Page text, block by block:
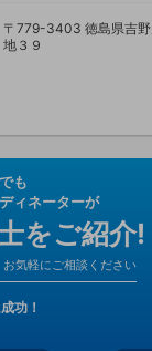
〒779-3403 徳島県吉野
地３９
も
ィネーターが
をご紹介!
気軽にご相談ください
功！